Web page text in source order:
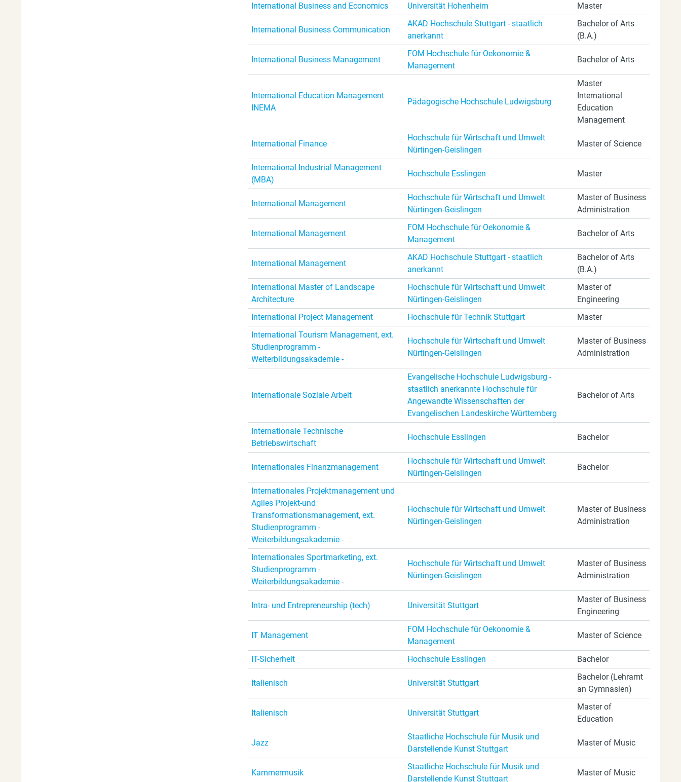
International Business and Economics Universität Hohenheim Master
International Business Communication
AKAD Hochschule Stuttgart - staatlich
anerkannt
Bachelor of Arts
(B.A.)
International Business Management
FOM Hochschule für Oekonomie &
Management
Bachelor of Arts
International Education Management
INEMA
Pädagogische Hochschule Ludwigsburg
Master
International
Education
Management
International Finance
Hochschule für Wirtschaft und Umwelt
Nürtingen-Geislingen
Master of Science
International Industrial Management
(MBA)
Hochschule Esslingen Master
International Management
Hochschule für Wirtschaft und Umwelt
Nürtingen-Geislingen
Master of Business
Administration
International Management
FOM Hochschule für Oekonomie &
Management
Bachelor of Arts
International Management
AKAD Hochschule Stuttgart - staatlich
anerkannt
Bachelor of Arts
(B.A.)
International Master of Landscape
Architecture
Hochschule für Wirtschaft und Umwelt
Nürtingen-Geislingen
Master of
Engineering
International Project Management
Hochschule für Technik Stuttgart
Master
International Tourism Management, ext.
Studienprogramm -
Weiterbildungsakademie -
Hochschule für Wirtschaft und Umwelt
Nürtingen-Geislingen
Master of Business
Administration
Internationale Soziale Arbeit
Evangelische Hochschule Ludwigsburg -
staatlich anerkannte Hochschule für
Angewandte Wissenschaften der
Evangelischen Landeskirche Württemberg
Bachelor of Arts
Internationale Technische
Betriebswirtschaft
Hochschule Esslingen Bachelor
Internationales Finanzmanagement
Hochschule für Wirtschaft und Umwelt
Nürtingen-Geislingen
Bachelor
Internationales Projektmanagement und
Agiles Projekt-und
Transformationsmanagement, ext.
Studienprogramm -
Weiterbildungsakademie -
Hochschule für Wirtschaft und Umwelt
Nürtingen-Geislingen
Master of Business
Administration
Internationales Sportmarketing, ext.
Studienprogramm -
Weiterbildungsakademie -
Hochschule für Wirtschaft und Umwelt
Nürtingen-Geislingen
Master of Business
Administration
Intra- und Entrepreneurship (tech) Universität Stuttgart
Master of Business
Engineering
IT Management
FOM Hochschule für Oekonomie &
Management
Master of Science
IT-Sicherheit Hochschule Esslingen Bachelor
Italienisch Universität Stuttgart
Bachelor (Lehramt
an Gymnasien)
Italienisch Universität Stuttgart
Master of
Education
Jazz
Staatliche Hochschule für Musik und
Darstellende Kunst Stuttgart
Master of Music
Kammermusik
Staatliche Hochschule für Musik und
Darstellende Kunst Stuttgart
Master of Music